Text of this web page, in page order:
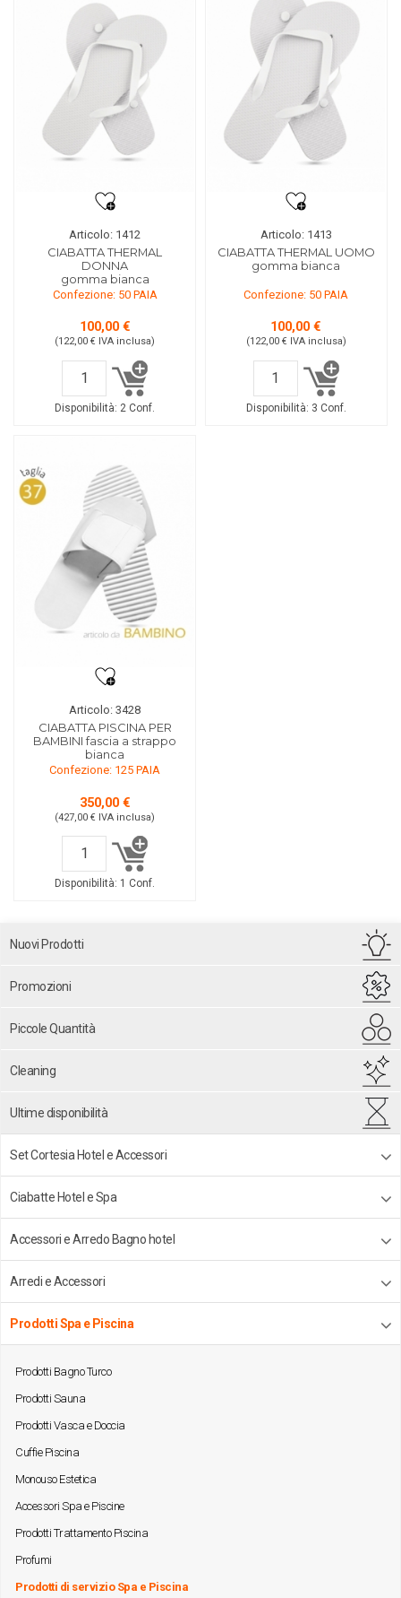
Articolo: 1412
CIABATTA THERMAL
DONNA
gomma bianca
Confezione: 50 PAIA
100,00 €
(122,00 € IVA inclusa)
Disponibilità: 2 Conf.
Articolo: 1413
CIABATTA THERMAL UOMO
gomma bianca
Confezione: 50 PAIA
100,00 €
(122,00 € IVA inclusa)
Disponibilità: 3 Conf.
Articolo: 3428
CIABATTA PISCINA PER
BAMBINI fascia a strappo
bianca
Confezione: 125 PAIA
350,00 €
(427,00 € IVA inclusa)
Disponibilità: 1 Conf.
Nuovi Prodotti
Promozioni
Piccole Quantità
Cleaning
Ultime disponibilità
Set Cortesia Hotel e Accessori
Ciabatte Hotel e Spa
Accessori e Arredo Bagno hotel
Arredi e Accessori
Prodotti Spa e Piscina
Prodotti Bagno Turco
Prodotti Sauna
Prodotti Vasca e Doccia
Cuffie Piscina
Monouso Estetica
Accessori Spa e Piscine
Prodotti Trattamento Piscina
Profumi
Prodotti di servizio Spa e Piscina